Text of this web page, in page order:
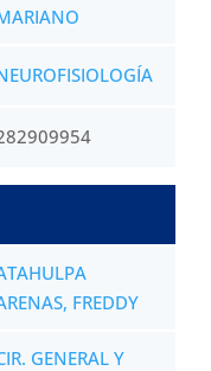
FREDDY
GENERAL Y